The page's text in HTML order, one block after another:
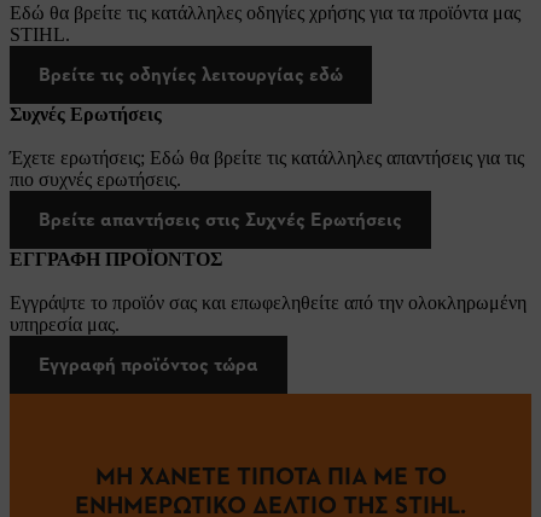
Εδώ θα βρείτε τις κατάλληλες οδηγίες χρήσης για τα προϊόντα μας
STIHL.
Βρείτε τις οδηγίες λειτουργίας εδώ
Συχνές Ερωτήσεις
Έχετε ερωτήσεις; Εδώ θα βρείτε τις κατάλληλες απαντήσεις για τις
πιο συχνές ερωτήσεις.
Βρείτε απαντήσεις στις Συχνές Ερωτήσεις
ΕΓΓΡΑΦΗ ΠΡΟΪΟΝΤΟΣ
Εγγράψτε το προϊόν σας και επωφεληθείτε από την ολοκληρωμένη
υπηρεσία μας.
Εγγραφή προϊόντος τώρα
ΜΗ ΧΑΝΕΤΕ ΤΙΠΟΤΑ ΠΙΑ ΜΕ ΤΟ
ΕΝΗΜΕΡΩΤΙΚΟ ΔΕΛΤΙΟ ΤΗΣ STIHL.